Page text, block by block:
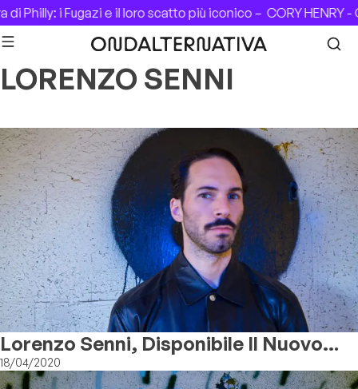
Skip to content
Philly: i Fugazi e il loro scatto più iconico –CORY HENRY -
LORENZO SENNI
Lorenzo Senni, Disponibile Il Nuovo
Singolo
18/04/2020